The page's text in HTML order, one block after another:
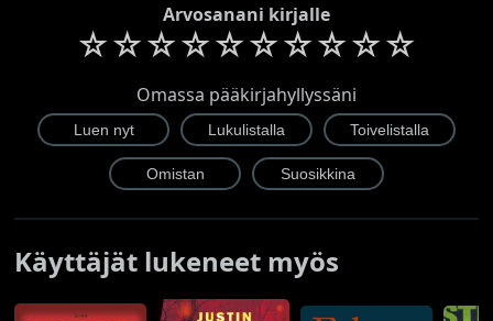
Arvosanani kirjalle
☆☆☆☆☆☆☆☆☆☆
Omassa pääkirjahyllyssäni
Käyttäjät lukeneet myös